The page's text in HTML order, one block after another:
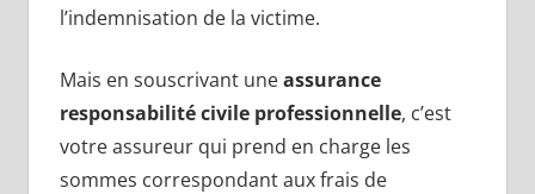
l’indemnisation de la victime.
Mais en souscrivant uneassurance
responsabilité civile professionnelle, c’est
votre assureur qui prend en charge les
sommes correspondant aux frais de